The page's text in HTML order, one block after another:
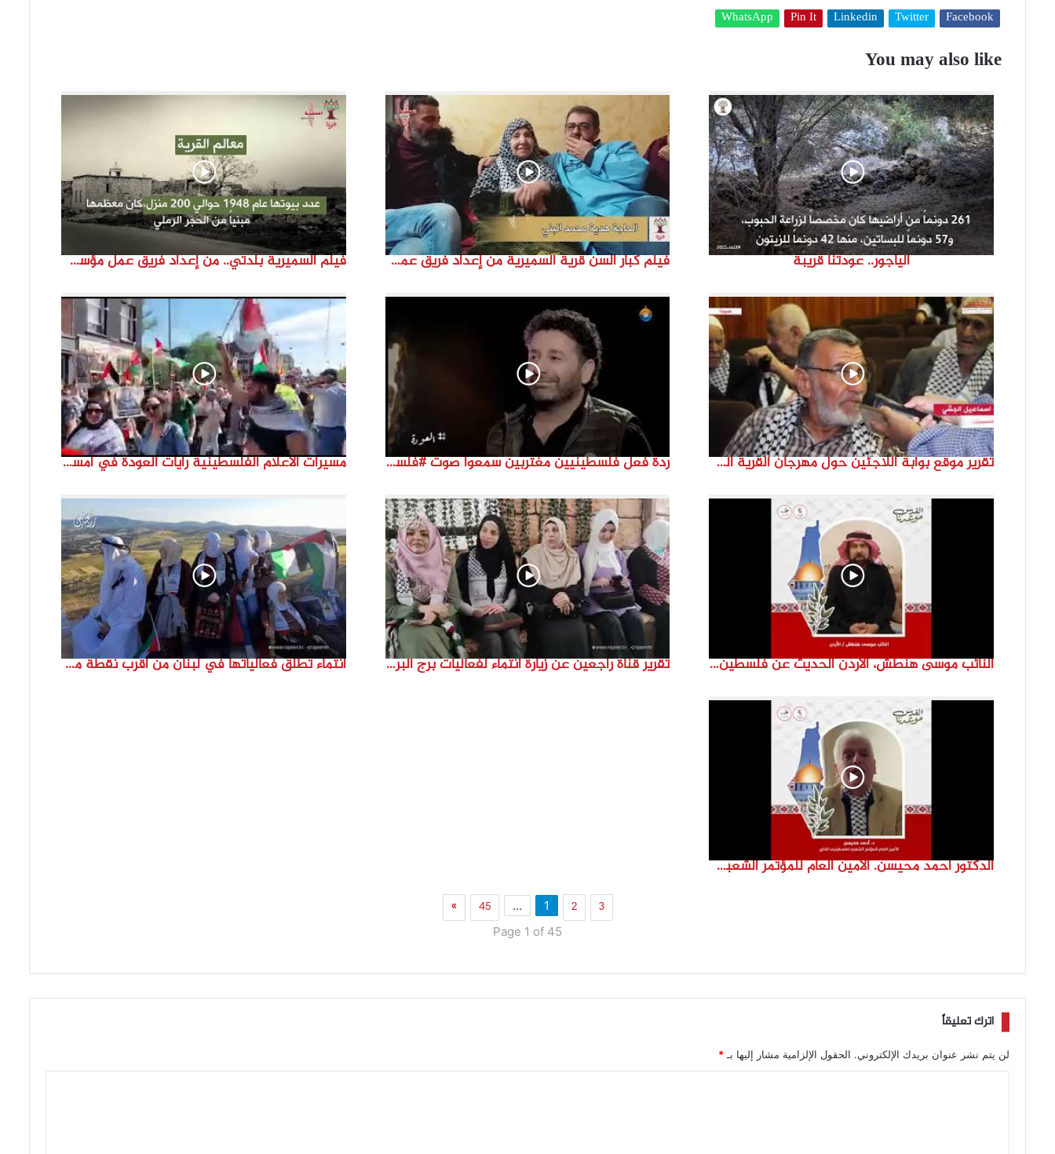
d
e
o
Facebook
Twitter
Linkedin
Pin It
WhatsApp
You may also like
الياجور.. عودتنا قريبة فيلم كبار السن قرية السميرية من إعداد فريق عمل مؤسسة هوية فيلم السميرية بلدتي.. من إعداد فريق عمل مؤسسة هوية
تقرير موقع بوابة اللاجئين حول مهرجان القرية الفلسطينية ( السميرية بلدتي) ردة فعل فلسطينيين مغتربين سمعوا صوت #فلسطين لأول مرة #نتماء2022 #القدس_موعدنا #النكبة74 مسيرات الاعلام الفلسطينية رايات العودة في امستردام #النكبة74 #انتماء2022 #القدس_موعدنا
النائب موسى هنطش، الأردن الحديث عن فلسطين والاقصى هو عنصر تحدي من تحديات الأُمة في تاريخها الطويل. #انتماء2022 تقرير قناة راجعين عن زيارة انتماء لفعاليات برج البراجنة اعداد جنى شحرور انتماء تطلق فعالياتها في لبنان من أقرب نقطة مع فلسطين المحتلة في ذكرى النكبة_74تقرير: جنى شحرور
الدكتور احمد محيسن. الامين العام للمؤتمر الشعبي لفلسطينيي الخارج
1 2 3
…
45
»
Page 1 of 45
اترك تعليقاً
لن يتم نشر عنوان بريدك الإلكتروني. الحقول الإلزامية مشار إليها بـ *